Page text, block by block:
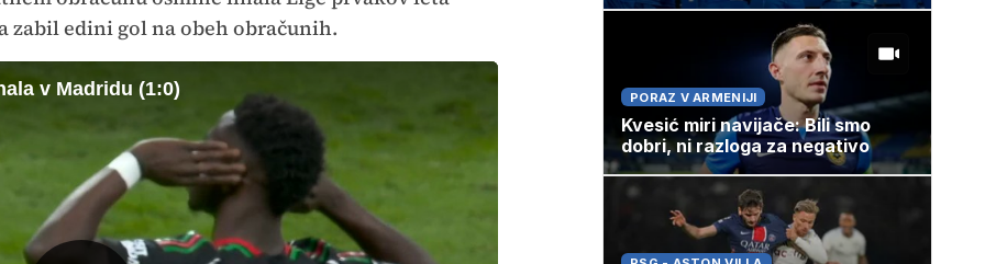
zabil edini gol na obeh obračunih.
v Madridu (1:0) PORAZ V ARMENIJI
Kvesić miri navijače: Bili smo
dobri, ni razloga za negativo